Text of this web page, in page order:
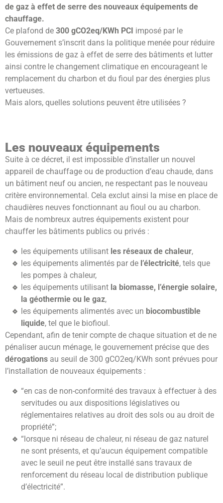
de gaz à effet de serre des nouveaux équipements de
chauffage.
Ce plafond de 300 gCO2eq/KWh PCI imposé par le
Gouvernement s’inscrit dans la politique menée pour réduire
les émissions de gaz à effet de serre des bâtiments et lutter
ainsi contre le changement climatique en encourageant le
remplacement du charbon et du fioul par des énergies plus
vertueuses.
Mais alors, quelles solutions peuvent être utilisées ?
Les nouveaux équipements
Suite à ce décret, il est impossible d’installer un nouvel
appareil de chauffage ou de production d’eau chaude, dans
un bâtiment neuf ou ancien, ne respectant pas le nouveau
critère environnemental. Cela exclut ainsi la mise en place de
chaudières neuves fonctionnant au fioul ou au charbon.
Mais de nombreux autres équipements existent pour
chauffer les bâtiments publics ou privés :
les équipements utilisant les réseaux de chaleur,
les équipements alimentés par de l’électricité, tels que
les pompes à chaleur,
les équipements utilisant la biomasse, l’énergie solaire,
la géothermie ou le gaz,
les équipements alimentés avec un biocombustible
liquide, tel que le biofioul.
Cependant, afin de tenir compte de chaque situation et de ne
pénaliser aucun ménage, le gouvernement précise que des
dérogations au seuil de 300 gCO2eq/KWh sont prévues pour
l’installation de nouveaux équipements :
“en cas de non-conformité des travaux à effectuer à des
servitudes ou aux dispositions législatives ou
réglementaires relatives au droit des sols ou au droit de
propriété”;
“lorsque ni réseau de chaleur, ni réseau de gaz naturel
ne sont présents, et qu’aucun équipement compatible
avec le seuil ne peut être installé sans travaux de
renforcement du réseau local de distribution publique
d’électricité”.